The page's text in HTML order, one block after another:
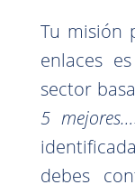
Tu misión
enlaces
sector
5
debes